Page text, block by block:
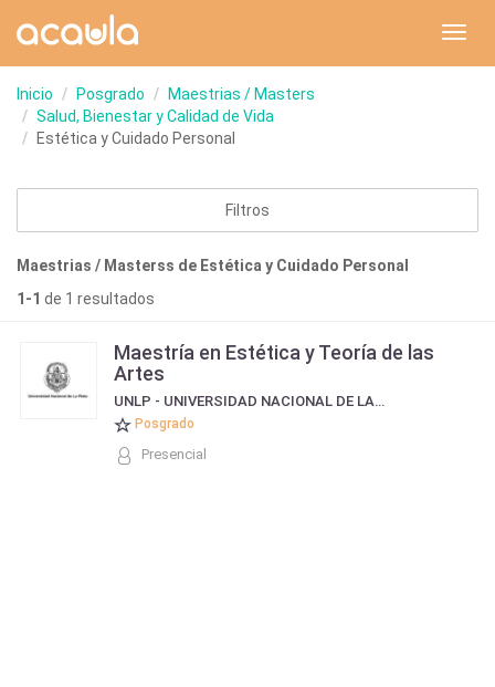
Inicio Posgrado
Maestrias / Masters
Salud, Bienestar y Calidad de Vida
Estética y Cuidado Personal
Filtros
Maestrias / Masterss de Estética y Cuidado Personal
1-1 de 1 resultados
Maestría en Estética y Teoría de las
Artes
UNLP - UNIVERSIDAD NACIONAL DE LA PLATA
Posgrado
Presencial